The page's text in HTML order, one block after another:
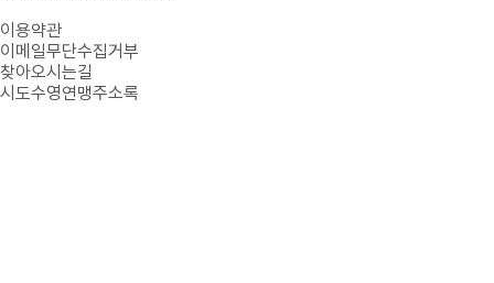
이용약관
이메일무단수집거부
찾아오시는길
시도수영연맹주소록